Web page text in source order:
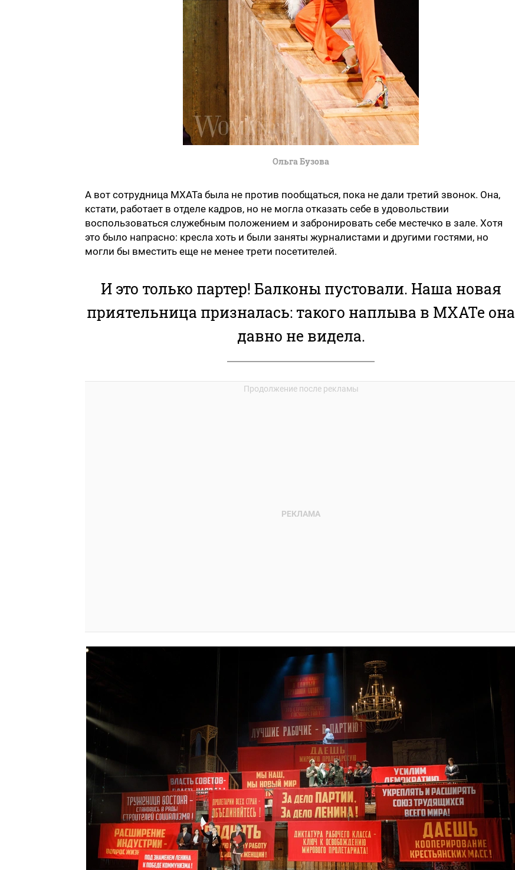
Ольга Бузова
А вот сотрудница МХАТа была не против пообщаться, пока не дали третий звонок. Она,
кстати, работает в отделе кадров, но не могла отказать себе в удовольствии
воспользоваться служебным положением и забронировать себе местечко в зале. Хотя
это было напрасно: кресла хоть и были заняты журналистами и другими гостями, но
могли бы вместить еще не менее трети посетителей.
И это только партер! Балконы пустовали. Наша новая
приятельница призналась: такого наплыва в МХАТе она
давно не видела.